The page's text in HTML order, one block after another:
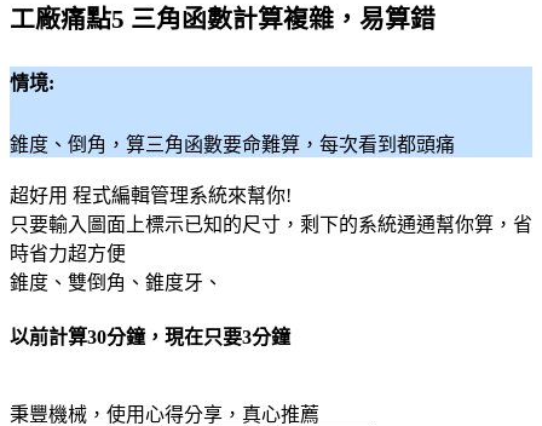
工廠痛點5 三角函數計算複雜，易算錯
情境:
錐度、倒角，算三角函數要命難算，每次看到都頭痛
超好用 程式編輯管理系統來幫你!
只要輸入圖面上標示已知的尺寸，剩下的系統通通幫你算，省
時省力超方便
錐度、雙倒角、錐度牙、
以前計算30分鐘，現在只要3分鐘
秉豐機械，使用心得分享，真心推薦